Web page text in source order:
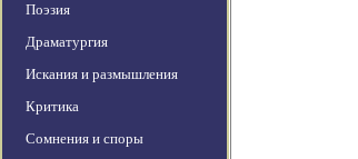
Поэзия
Драматургия
Искания и размышления
Критика
Сомнения и споры